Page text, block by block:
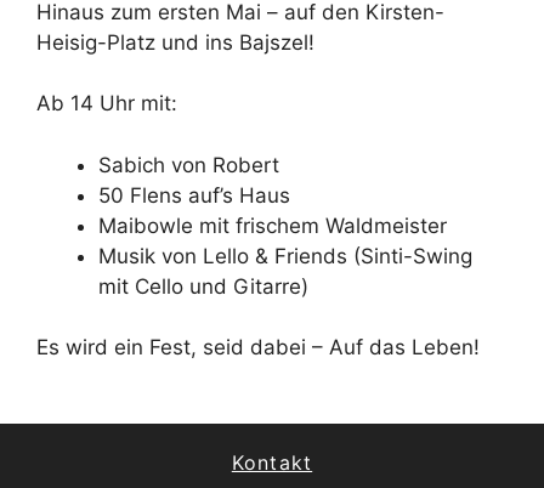
Hinaus zum ersten Mai – auf den Kirsten-
Heisig-Platz und ins Bajszel!
Ab 14 Uhr mit:
Sabich von Robert
50 Flens auf’s Haus
Maibowle mit frischem Waldmeister
Musik von Lello & Friends (Sinti-Swing
mit Cello und Gitarre)
Es wird ein Fest, seid dabei – Auf das Leben!
Kontakt